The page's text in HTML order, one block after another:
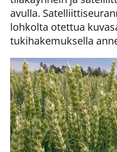
avulla.
lohkolta otettua
tukihakemuksella